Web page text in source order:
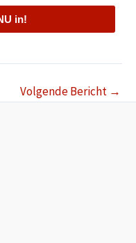
in!
Volgende Bericht →